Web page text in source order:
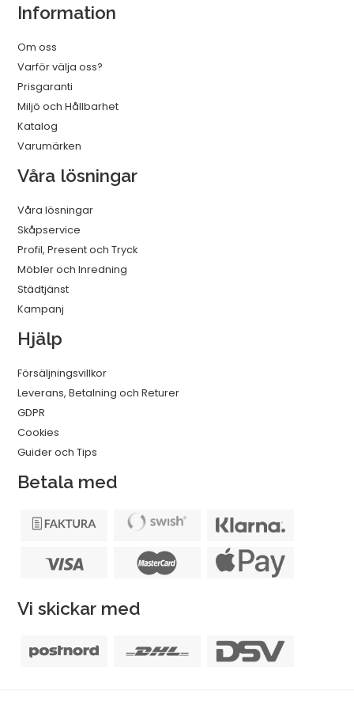
Information
Om oss
Varför välja oss?
Prisgaranti
Miljö och Hållbarhet
Katalog
Varumärken
Våra lösningar
Våra lösningar
Skåpservice
Profil, Present och Tryck
Möbler och Inredning
Städtjänst
Kampanj
Hjälp
Försäljningsvillkor
Leverans, Betalning och Returer
GDPR
Cookies
Guider och Tips
Betala med
Vi skickar med